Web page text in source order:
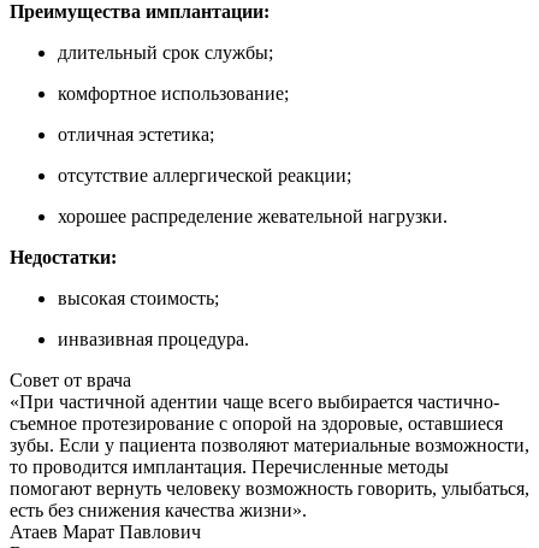
Преимущества имплантации:
длительный срок службы;
комфортное использование;
отличная эстетика;
отсутствие аллергической реакции;
хорошее распределение жевательной нагрузки.
Недостатки:
высокая стоимость;
инвазивная процедура.
Совет от врача
«При частичной адентии чаще всего выбирается частично-
съемное протезирование с опорой на здоровые, оставшиеся
зубы. Если у пациента позволяют материальные возможности,
то проводится имплантация. Перечисленные методы
помогают вернуть человеку возможность говорить, улыбаться,
есть без снижения качества жизни».
Атаев Марат Павлович